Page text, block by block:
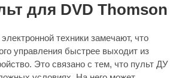
для DVD Thomson
техники замечают, что
управления быстрее выходит из
Это связано с тем, что пульт ДУ